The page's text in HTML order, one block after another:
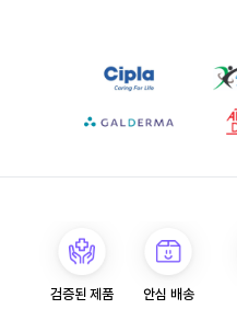
검증된 제품 안심 배송